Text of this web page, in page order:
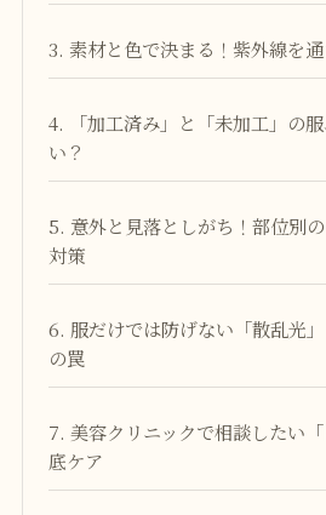
3. 素材と色で決まる！紫外線を
4. 「加工済み」と「未加工」の
い？
5. 意外と見落としがち！部位別の
対策
6. 服だけでは防げない「散乱光」
の罠
7. 美容クリニックで相談したい
底ケア